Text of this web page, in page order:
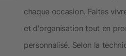
chaque occasion. Faites
et d'organisation tout en
personnalisé. Selon la